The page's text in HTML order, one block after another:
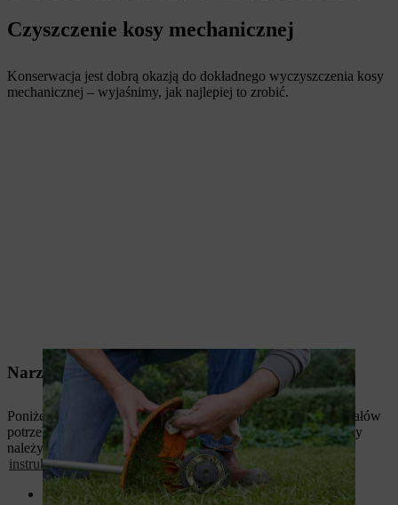
Czyszczenie kosy mechanicznej
Konserwacja jest dobrą okazją do dokładnego wyczyszczenia kosy
mechanicznej – wyjaśnimy, jak najlepiej to zrobić.
Narzędzia i materiały
Poniżej znajdziesz przegląd najważniejszych narzędzi i materiałów
potrzebnych do czyszczenia kosy mechanicznej. Podczas pracy
należy zawsze nosić środki ochrony indywidualnejzgodnie z
instrukcją obsługi.
Szczotka / pędzel